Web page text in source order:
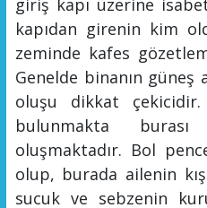
giriş kapı üzerine
kapıdan girenin kim
zeminde kafes
Genelde binanın güneş
oluşu dikkat
bulunmakta
oluşmaktadır. Bol
olup, burada ailenin
sucuk ve sebzenin